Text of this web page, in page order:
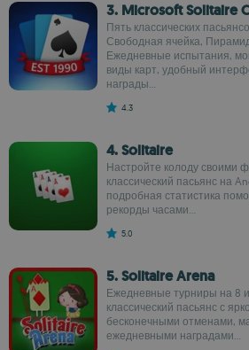
3. Microsoft Solitaire
Пять классических
Свободная ячейка,
Ежедневные испытания,
виды карт, удобный
награды...
4.3
4. Solitaire
Настройте колоду своими
классический пасьянс на
подробная статистика
рекорды часами...
5.0
5. Solitaire Arena
Ежедневные турниры на 8
классический пасьянс с
бесконечными отменами,
ежедневными наградами...